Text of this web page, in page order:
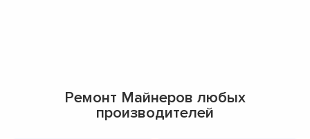
Ремонт Майнеров любых
производителей